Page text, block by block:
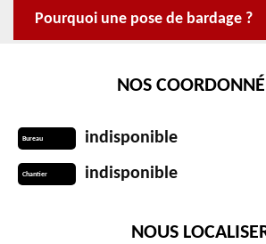
Pourquoi une pose de bardage ?
NOS
Bureau indisponible
Chantier indisponible
NOUS